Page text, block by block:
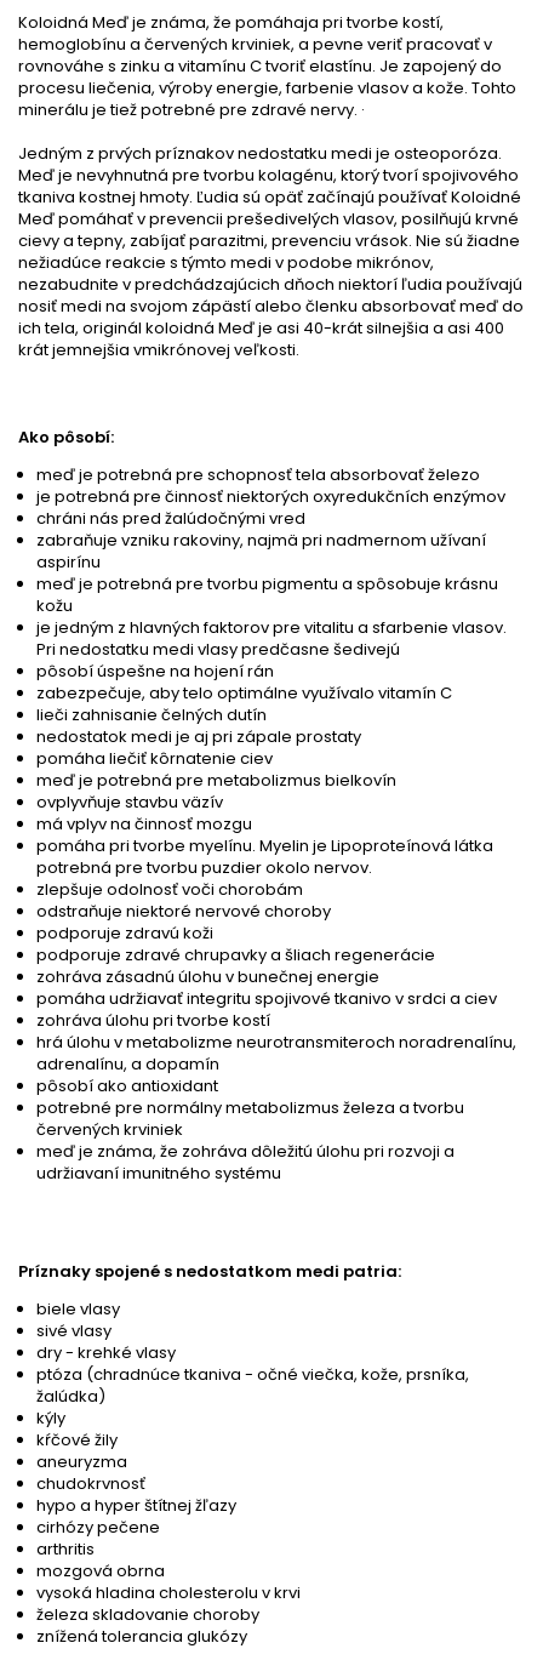
Koloidná Meď je známa, že pomáhaja pri tvorbe kostí,
hemoglobínu a červených krviniek, a pevne veriť pracovať v
rovnováhe s zinku a vitamínu C tvoriť elastínu. Je zapojený do
procesu liečenia, výroby energie, farbenie vlasov a kože. Tohto
minerálu je tiež potrebné pre zdravé nervy. ·
Jedným z prvých príznakov nedostatku medi je osteoporóza.
Meď je nevyhnutná pre tvorbu kolagénu, ktorý tvorí spojivového
tkaniva kostnej hmoty. Ľudia sú opäť začínajú používať Koloidné
Meď pomáhať v prevencii prešedivelých vlasov, posilňujú krvné
cievy a tepny, zabíjať parazitmi, prevenciu vrások. Nie sú žiadne
nežiadúce reakcie s týmto medi v podobe mikrónov,
nezabudnite v predchádzajúcich dňoch niektorí ľudia používajú
nosiť medi na svojom zápästí alebo členku absorbovať meď do
ich tela, originál koloidná Meď je asi 40-krát silnejšia a asi 400
krát jemnejšia vmikrónovej veľkosti.
Ako pôsobí:
meď je potrebná pre schopnosť tela absorbovať železo
je potrebná pre činnosť niektorých oxyredukčních enzýmov
chráni nás pred žalúdočnými vred
zabraňuje vzniku rakoviny, najmä pri nadmernom užívaní
aspirínu
meď je potrebná pre tvorbu pigmentu a spôsobuje krásnu
kožu
je jedným z hlavných faktorov pre vitalitu a sfarbenie vlasov.
Pri nedostatku medi vlasy predčasne šedivejú
pôsobí úspešne na hojení rán
zabezpečuje, aby telo optimálne využívalo vitamín C
lieči zahnisanie čelných dutín
nedostatok medi je aj pri zápale prostaty
pomáha liečiť kôrnatenie ciev
meď je potrebná pre metabolizmus bielkovín
ovplyvňuje stavbu väzív
má vplyv na činnosť mozgu
pomáha pri tvorbe myelínu. Myelin je Lipoproteínová látka
potrebná pre tvorbu puzdier okolo nervov.
zlepšuje odolnosť voči chorobám
odstraňuje niektoré nervové choroby
podporuje zdravú koži
podporuje zdravé chrupavky a šliach regenerácie
zohráva zásadnú úlohu v bunečnej energie
pomáha udržiavať integritu spojivové tkanivo v srdci a ciev
zohráva úlohu pri tvorbe kostí
hrá úlohu v metabolizme neurotransmiteroch noradrenalínu,
adrenalínu, a dopamín
pôsobí ako antioxidant
potrebné pre normálny metabolizmus železa a tvorbu
červených krviniek
meď je známa, že zohráva dôležitú úlohu pri rozvoji a
udržiavaní imunitného systému
Príznaky spojené s nedostatkom medi patria:
biele vlasy
sivé vlasy
dry - krehké vlasy
ptóza (chradnúce tkaniva - očné viečka, kože, prsníka,
žalúdka)
kýly
kŕčové žily
aneuryzma
chudokrvnosť
hypo a hyper štítnej žľazy
cirhózy pečene
arthritis
mozgová obrna
vysoká hladina cholesterolu v krvi
železa skladovanie choroby
znížená tolerancia glukózy